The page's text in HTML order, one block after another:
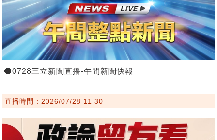
🔴0728三立新聞直播-午間新聞快報
直播時間：2026/07/28 11:30